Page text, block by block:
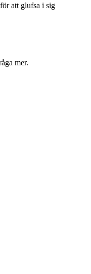
att glufsa i sig
mer.